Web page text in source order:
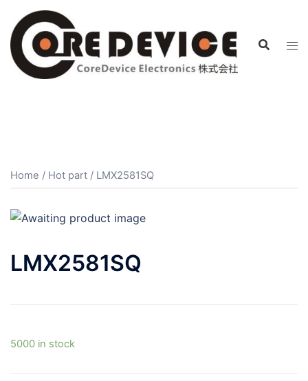
Home / Hot part / LMX2581SQ
LMX2581SQ
5000 in stock